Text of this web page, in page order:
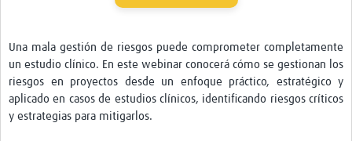
Pathfinder Honduras
Pathfinder Perú
Pathfinder Republica Dominicana
Una mala gestión de riesgos puede comprometer completamente
un estudio clínico. En este webinar conocerá cómo se gestionan los
riesgos en proyectos desde un enfoque práctico, estratégico y
aplicado en casos de estudios clínicos, identificando riesgos críticos
y estrategias para mitigarlos.